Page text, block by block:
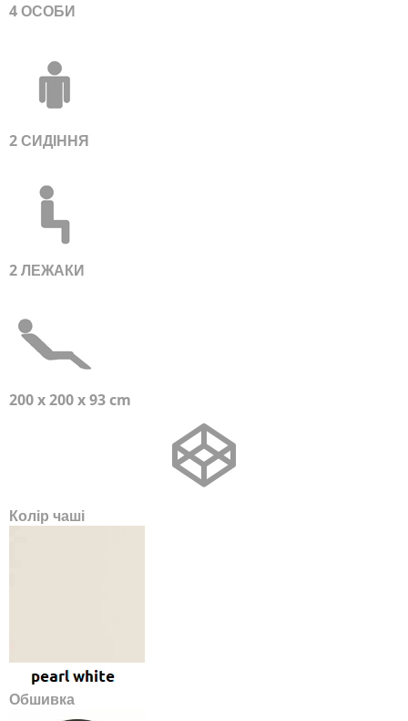
4 ОСОБИ
2СИДІННЯ
2 ЛЕЖАКИ
200 x 200 x 93 cm
Колір чаші
Обшивка